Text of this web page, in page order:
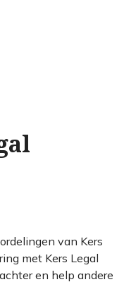
van Kers
met Kers Legal
en help andere